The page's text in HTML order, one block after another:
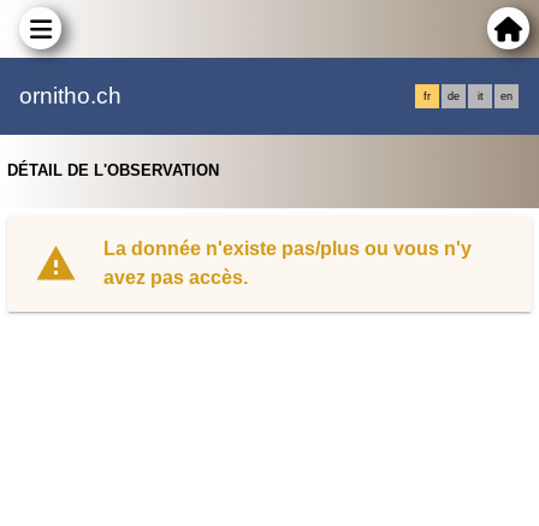
ornitho.ch fr de it en
DÉTAIL DE L'OBSERVATION
La donnée n'existe pas/plus ou vous n'y
avez pas accès.